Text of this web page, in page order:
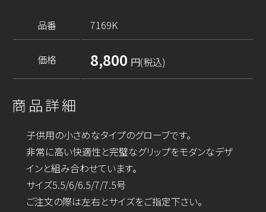
品番 7169K
価格 8,800 円(税込)
商品詳細
子供用の小さめなタイプのグローブです。
非常に高い快適性と完璧なグリップをモダンなデザ
インと組み合わせています。
サイズ5.5/6/6.5/7/7.5号
ご注文の際は左右とサイズをご指定下さい。